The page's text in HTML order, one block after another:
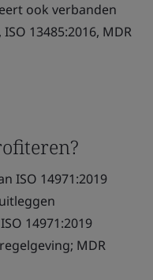
ook verbanden
13485:2016, MDR
ISO 14971:2019
14971:2019
MDR